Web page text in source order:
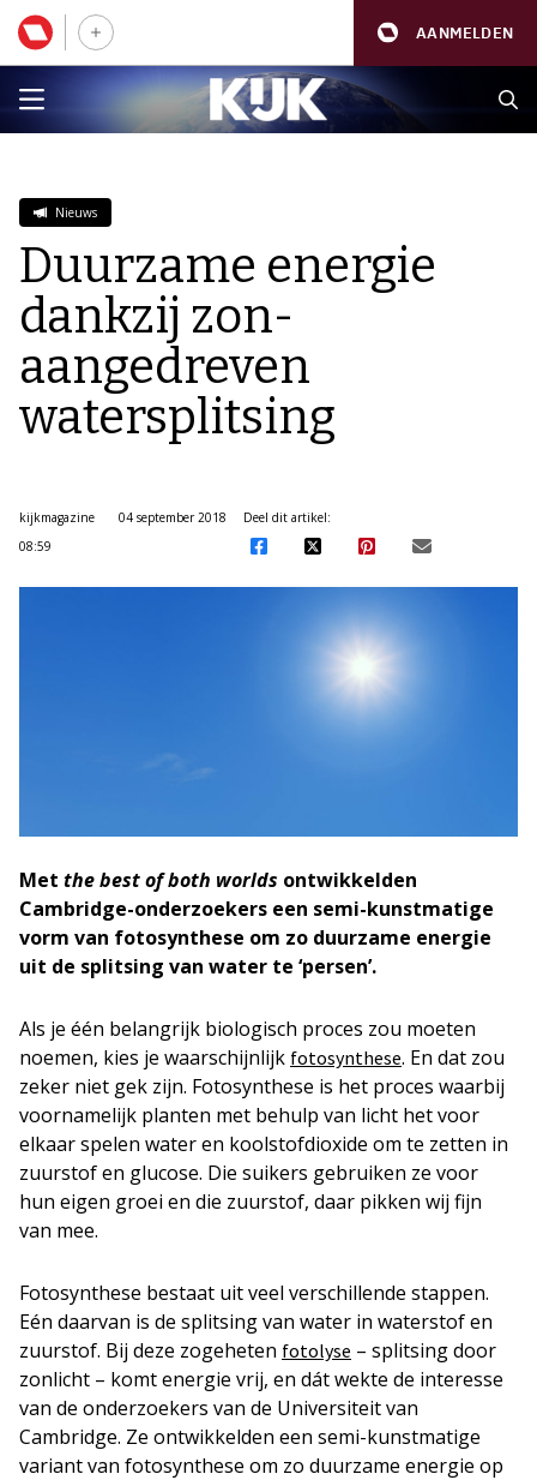
AANMELDEN
Nieuws
Duurzame energie
dankzij zon-
aangedreven
watersplitsing
kijkmagazine
04 september 2018
08:59
Deel dit artikel:
Met the best of both worlds ontwikkelden
Cambridge-onderzoekers een semi-kunstmatige
vorm van fotosynthese om zo duurzame energie
uit de splitsing van water te ‘persen’.
Als je één belangrijk biologisch proces zou moeten
noemen, kies je waarschijnlijk fotosynthese. En dat zou
zeker niet gek zijn. Fotosynthese is het proces waarbij
voornamelijk planten met behulp van licht het voor
elkaar spelen water en koolstofdioxide om te zetten in
zuurstof en glucose. Die suikers gebruiken ze voor
hun eigen groei en die zuurstof, daar pikken wij fijn
van mee.
Fotosynthese bestaat uit veel verschillende stappen.
Eén daarvan is de splitsing van water in waterstof en
zuurstof. Bij deze zogeheten fotolyse – splitsing door
zonlicht – komt energie vrij, en dát wekte de interesse
van de onderzoekers van de Universiteit van
Cambridge. Ze ontwikkelden een semi-kunstmatige
variant van fotosynthese om zo duurzame energie op